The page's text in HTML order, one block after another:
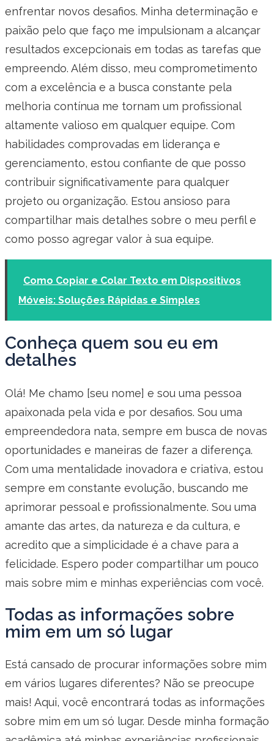
enfrentar novos desafios. Minha determinação e
paixão pelo que faço me impulsionam a alcançar
resultados excepcionais em todas as tarefas que
empreendo. Além disso, meu comprometimento
com a excelência e a busca constante pela
melhoria contínua me tornam um profissional
altamente valioso em qualquer equipe. Com
habilidades comprovadas em liderança e
gerenciamento, estou confiante de que posso
contribuir significativamente para qualquer
projeto ou organização. Estou ansioso para
compartilhar mais detalhes sobre o meu perfil e
como posso agregar valor à sua equipe.
Como Copiar e Colar Texto em Dispositivos
Móveis: Soluções Rápidas e Simples
Conheça quem sou eu em
detalhes
Olá! Me chamo [seu nome] e sou uma pessoa
apaixonada pela vida e por desafios. Sou uma
empreendedora nata, sempre em busca de novas
oportunidades e maneiras de fazer a diferença.
Com uma mentalidade inovadora e criativa, estou
sempre em constante evolução, buscando me
aprimorar pessoal e profissionalmente. Sou uma
amante das artes, da natureza e da cultura, e
acredito que a simplicidade é a chave para a
felicidade. Espero poder compartilhar um pouco
mais sobre mim e minhas experiências com você.
Todas as informações sobre
mim em um só lugar
Está cansado de procurar informações sobre mim
em vários lugares diferentes? Não se preocupe
mais! Aqui, você encontrará todas as informações
sobre mim em um só lugar. Desde minha formação